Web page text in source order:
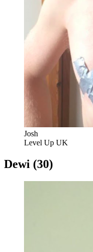
Josh
Level Up UK
Dewi (30)